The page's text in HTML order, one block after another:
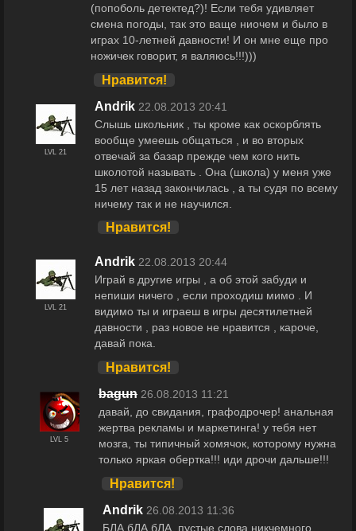
(попоболь детектед?)! Если тебя удивляет
смена погоды, так это ваще ниочем и было в
играх 10-летней давности! И он мне еще про
ножичек говорит, я валяюсь!!!)))
Нравится!
LVL 21
Andrik 22.08.2013 20:41
Слышь школьник , ты кроме как оскорблять
вообще умеешь общаться , и во вторых
отвечай за базар прежде чем кого нить
школотой называть . Она (школа) у меня уже
15 лет назад закончилась , а ты судя по всему
ничему так и не научился.
Нравится!
LVL 21
Andrik 22.08.2013 20:44
Играй в другие игры , а об этой забуди и
непиши ничего , если проходиш мимо . И
видимо ты и играеш в игры десятилетней
давности , раз новое не нравится , кароче,
давай пока.
Нравится!
LVL 5
bagun 26.08.2013 11:21
давай, до свидания, графодрочер! анальная
жертва рекламы и маркетинга! у тебя нет
мозга, ты типичный хомячок, которому нужна
только яркая обертка!!! иди дрочи дальше!!!
Нравится!
Andrik 26.08.2013 11:36
БЛА бЛА бЛА .пустые слова никчемного